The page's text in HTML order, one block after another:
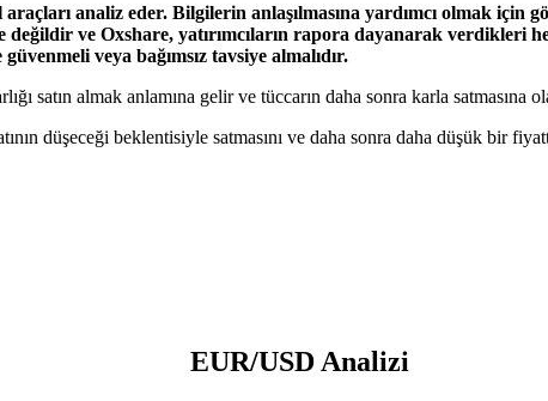
analiz eder. Bilgilerin anlaşılmasına yardımcı olmak için
ve Oxshare, yatırımcıların rapora dayanarak verdikleri
veya bağımsız tavsiye almalıdır.
satın almak anlamına gelir ve tüccarın daha sonra karla satmasına
düşeceği beklentisiyle satmasını ve daha sonra daha düşük bir
EUR/USD Analizi